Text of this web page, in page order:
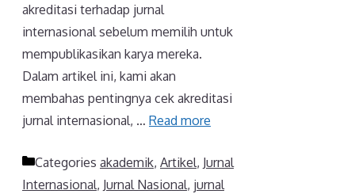
akreditasi terhadap jurnal
internasional sebelum memilih untuk
mempublikasikan karya mereka.
Dalam artikel ini, kami akan
membahas pentingnya cek akreditasi
jurnal internasional, … Read more
Categories akademik, Artikel, Jurnal
Internasional, Jurnal Nasional, jurnal